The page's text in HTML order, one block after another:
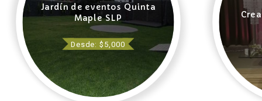
Jardín de eventos Quinta
Maple SLP
Desde: $5,000